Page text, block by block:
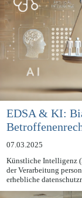
EDSA & KI:
07.03.2025
Künstliche Intelligenz
der Verarbeitung
erhebliche